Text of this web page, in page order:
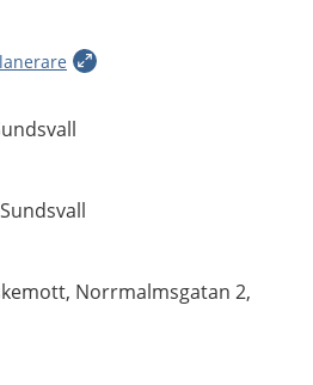
Norrmalmsgatan 2,